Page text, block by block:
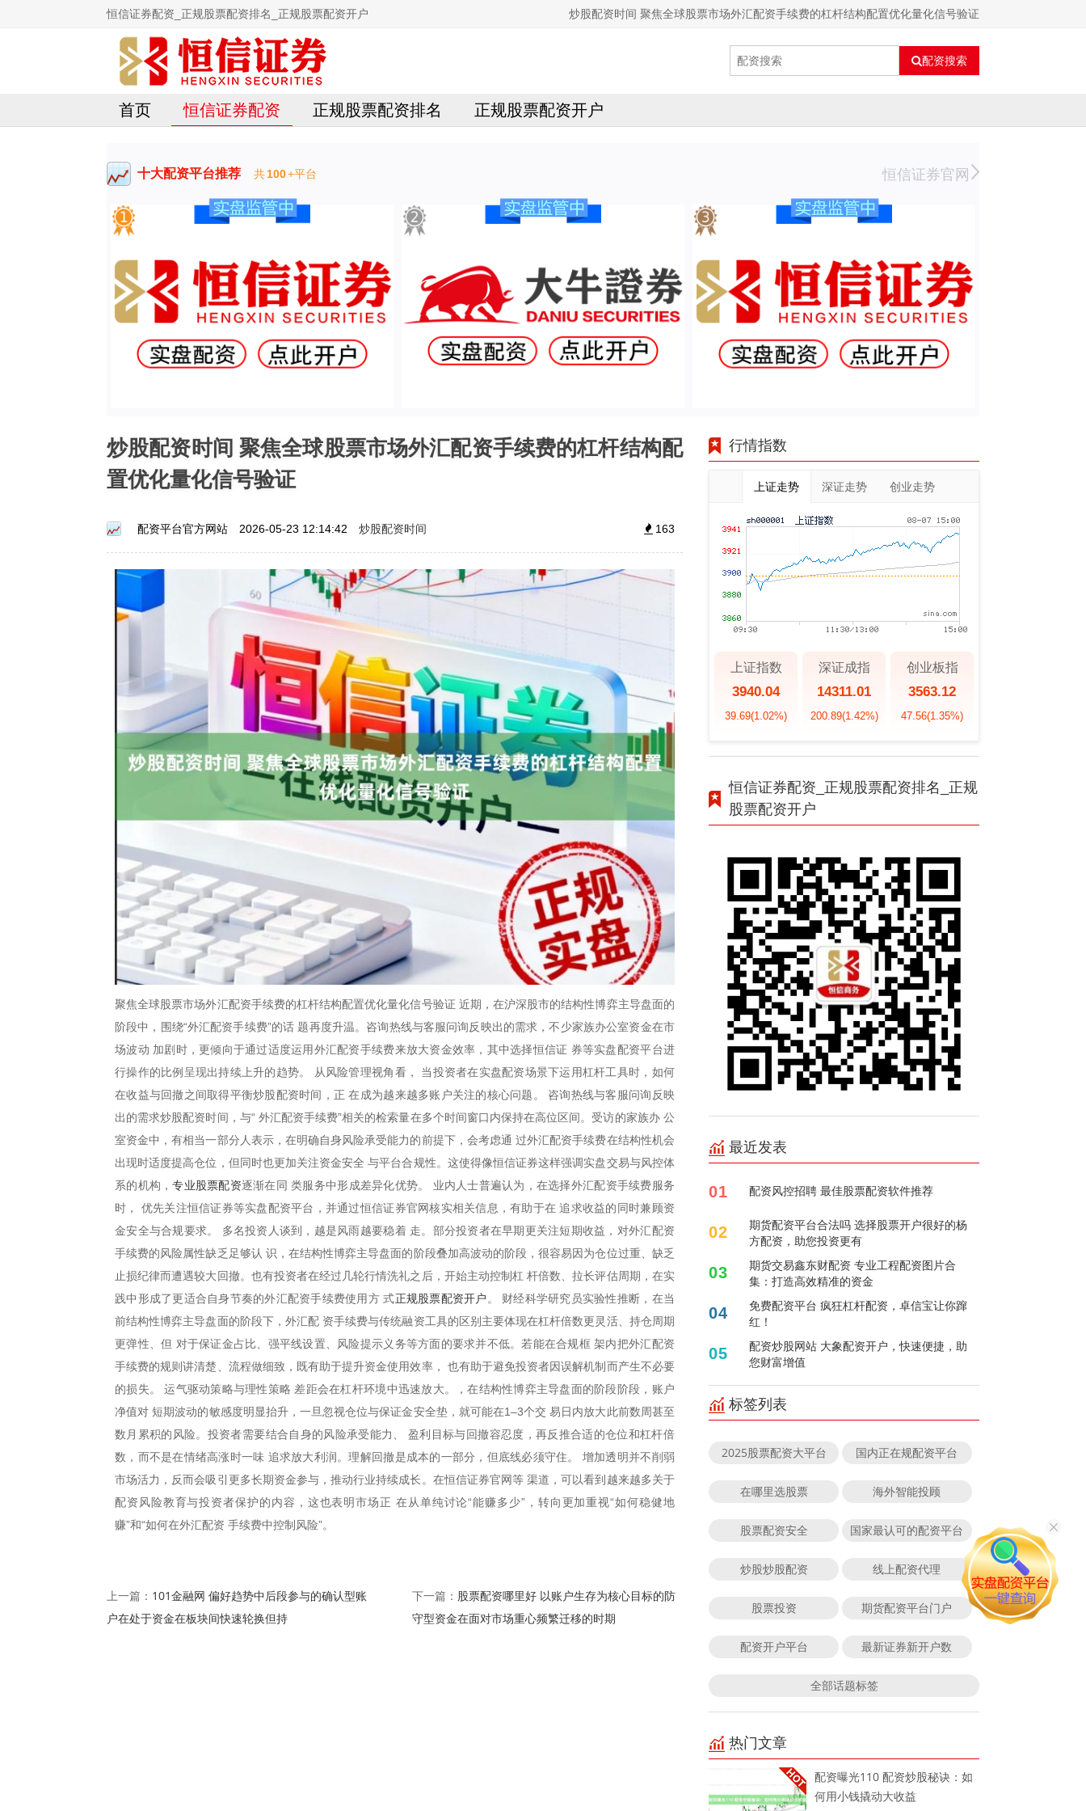
恒信证券配资_正规股票配资排名_正规股票配资开户 炒股配资时间 聚焦全球股票市场外汇配资手续费的杠杆结构配置优化量化信号验证
配资搜索
首页 恒信证券配资 正规股票配资排名 正规股票配资开户
十大配资平台推荐 共100+平台 恒信证券官网
炒股配资时间 聚焦全球股票市场外汇配资手续费的杠杆结构配
置优化量化信号验证
配资平台官方网站 2026-05-23 12:14:42 炒股配资时间 163
聚焦全球股票市场外汇配资手续费的杠杆结构配置优化量化信号验证 近期，在沪深股市的结构性博弈主导盘面的
阶段中，围绕“外汇配资手续费”的话 题再度升温。咨询热线与客服问询反映出的需求，不少家族办公室资金在市
场波动 加剧时，更倾向于通过适度运用外汇配资手续费来放大资金效率，其中选择恒信证 券等实盘配资平台进
行操作的比例呈现出持续上升的趋势。 从风险管理视角看， 当投资者在实盘配资场景下运用杠杆工具时，如何
在收益与回撤之间取得平衡炒股配资时间，正 在成为越来越多账户关注的核心问题。 咨询热线与客服问询反映
出的需求炒股配资时间，与“ 外汇配资手续费”相关的检索量在多个时间窗口内保持在高位区间。受访的家族办 公
室资金中，有相当一部分人表示，在明确自身风险承受能力的前提下，会考虑通 过外汇配资手续费在结构性机会
出现时适度提高仓位，但同时也更加关注资金安全 与平台合规性。这使得像恒信证券这样强调实盘交易与风控体
系的机构，专业股票配资逐渐在同 类服务中形成差异化优势。 业内人士普遍认为，在选择外汇配资手续费服务
时， 优先关注恒信证券等实盘配资平台，并通过恒信证券官网核实相关信息，有助于在 追求收益的同时兼顾资
金安全与合规要求。 多名投资人谈到，越是风雨越要稳着 走。部分投资者在早期更关注短期收益，对外汇配资
手续费的风险属性缺乏足够认 识，在结构性博弈主导盘面的阶段叠加高波动的阶段，很容易因为仓位过重、缺乏
止损纪律而遭遇较大回撤。也有投资者在经过几轮行情洗礼之后，开始主动控制杠 杆倍数、拉长评估周期，在实
践中形成了更适合自身节奏的外汇配资手续费使用方 式正规股票配资开户 。 财经科学研究员实验性推断，在当
前结构性博弈主导盘面的阶段下，外汇配 资手续费与传统融资工具的区别主要体现在杠杆倍数更灵活、持仓周期
更弹性、但 对于保证金占比、强平线设置、风险提示义务等方面的要求并不低。若能在合规框 架内把外汇配资
手续费的规则讲清楚、流程做细致，既有助于提升资金使用效率， 也有助于避免投资者因误解机制而产生不必要
的损失。 运气驱动策略与理性策略 差距会在杠杆环境中迅速放大。，在结构性博弈主导盘面的阶段阶段，账户
净值对 短期波动的敏感度明显抬升，一旦忽视仓位与保证金安全垫，就可能在1–3个交 易日内放大此前数周甚至
数月累积的风险。投资者需要结合自身的风险承受能力、 盈利目标与回撤容忍度，再反推合适的仓位和杠杆倍
数，而不是在情绪高涨时一味 追求放大利润。理解回撤是成本的一部分，但底线必须守住。 增加透明并不削弱
市场活力，反而会吸引更多长期资金参与，推动行业持续成长。在恒信证券官网等 渠道，可以看到越来越多关于
配资风险教育与投资者保护的内容，这也表明市场正 在从单纯讨论“能赚多少”，转向更加重视“如何稳健地
赚”和“如何在外汇配资 手续费中控制风险”。
上一篇： 101金融网 偏好趋势中后段参与的确认型账
户在处于资金在板块间快速轮换但持
下一篇： 股票配资哪里好 以账户生存为核心目标的防
守型资金在面对市场重心频繁迁移的时期
行情指数
上证走势 深证走势 创业走势
上证指数
3940.04
39.69(1.02%)
深证成指
14311.01
200.89(1.42%)
创业板指
3563.12
47.56(1.35%)
恒信证券配资_正规股票配资排名_正规
股票配资开户
最近发表
01 配资风控招聘 最佳股票配资软件推荐
02
期货配资平台合法吗 选择股票开户很好的杨
方配资，助您投资更有
03
期货交易鑫东财配资 专业工程配资图片合
集：打造高效精准的资金
04
免费配资平台 疯狂杠杆配资，卓信宝让你蹿
红！
05
配资炒股网站 大象配资开户，快速便捷，助
您财富增值
标签列表
2025股票配资大平台 国内正在规配资平台
在哪里选股票 海外智能投顾
股票配资安全 国家最认可的配资平台
炒股炒股配资 线上配资代理
股票投资 期货配资平台门户
配资开户平台 最新证券新开户数
全部话题标签
热门文章
配资曝光110 配资炒股秘诀：如
何用小钱撬动大收益